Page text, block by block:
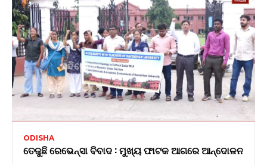
ODISHA
ତେଜୁଛି ରେଭେନ୍ସା ବିବାଦ : ମୁଖ୍ୟ ଫାଟକ ଆଗରେ ଆନ୍ଦୋଳନ